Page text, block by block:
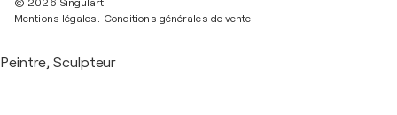
© 2026 Singulart
Mentions légales. Conditions générales de vente
Peintre, Sculpteur